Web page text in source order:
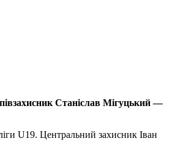
Станіслав Мігуцький —
U19. Центральний захисник Іван